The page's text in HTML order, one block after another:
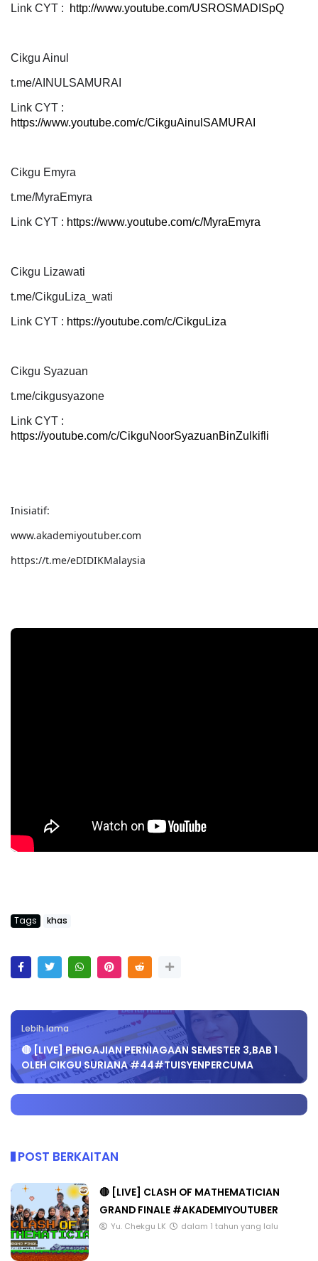
Link CYT : http://www.youtube.com/USROSMADISpQ
Cikgu Ainul
t.me/AINULSAMURAI
Link CYT :
https://www.youtube.com/c/CikguAinulSAMURAI
Cikgu Emyra
t.me/MyraEmyra
Link CYT : https://www.youtube.com/c/MyraEmyra
Cikgu Lizawati
t.me/CikguLiza_wati
Link CYT : https://youtube.com/c/CikguLiza
Cikgu Syazuan
t.me/cikgusyazone
Link CYT :
https://youtube.com/c/CikguNoorSyazuanBinZulkifli
Inisiatif:
www.akademiyoutuber.com
https://t.me/eDIDIKMalaysia
Tags khas
Lebih lama
🔴 [LIVE] PENGAJIAN PERNIAGAAN SEMESTER 3,BAB 1
OLEH CIKGU SURIANA #44#TUISYENPERCUMA
POST BERKAITAN
🔴 [LIVE] CLASH OF MATHEMATICIAN
GRAND FINALE #AKADEMIYOUTUBER
Yu. Chekgu LK dalam 1 tahun yang lalu